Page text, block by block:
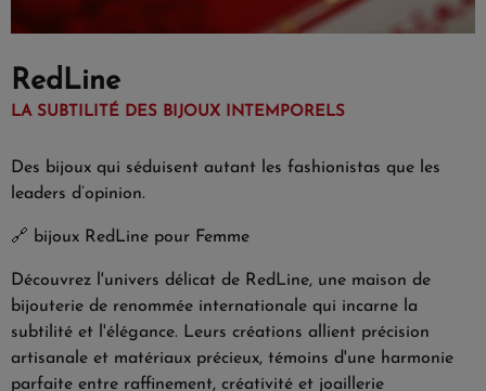
RedLine
LA SUBTILITÉ DES BIJOUX INTEMPORELS
Des bijoux qui séduisent autant les fashionistas que les
leaders d’opinion.
🔗 bijoux RedLine pour Femme
Découvrez l'univers délicat de RedLine, une maison de
bijouterie de renommée internationale qui incarne la
subtilité et l'élégance. Leurs créations allient précision
artisanale et matériaux précieux, témoins d'une harmonie
parfaite entre raffinement, créativité et joaillerie